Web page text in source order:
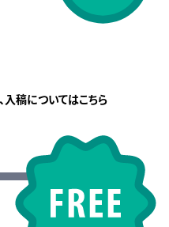
稿についてはこちら